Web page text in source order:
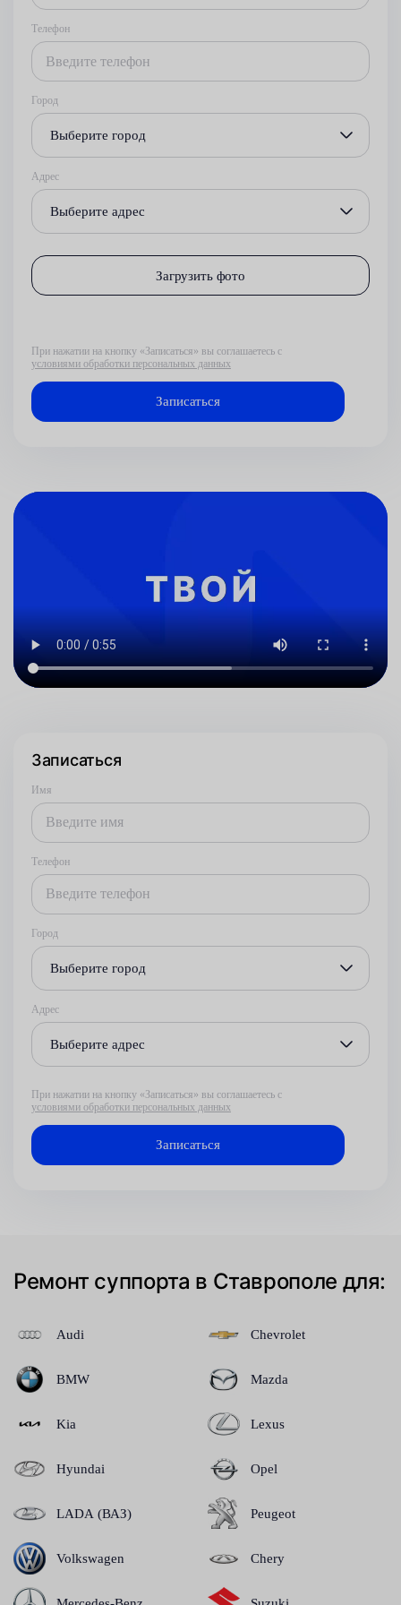
Телефон
Город
Выберите город
Адрес
Выберите адрес
Загрузить фото
При нажатии на кнопку «Записаться» вы соглашаетесь с
условиями обработки персональных данных
Записаться
Имя
Телефон
Город
Выберите город
Адрес
Выберите адрес
При нажатии на кнопку «Записаться» вы соглашаетесь с
условиями обработки персональных данных
Ремонт суппорта в Ставрополе для:
Audi
BMW
Kia
Hyundai
LADA (ВАЗ)
Volkswagen
Chevrolet
Mazda
Lexus
Opel
Peugeot
Chery